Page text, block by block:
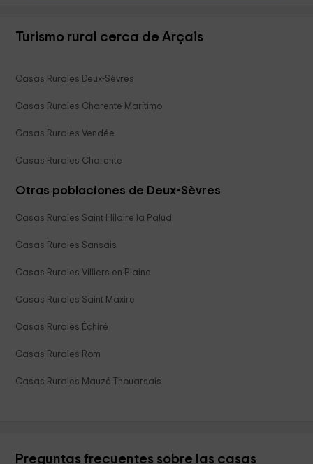
Turismo rural cerca de Arçais
Casas Rurales Deux-Sèvres
Casas Rurales Charente Marítimo
Casas Rurales Vendée
Casas Rurales Charente
Otras poblaciones de Deux-Sèvres
Casas Rurales Saint Hilaire la Palud
Casas Rurales Sansais
Casas Rurales Villiers en Plaine
Casas Rurales Saint Maxire
Casas Rurales Échiré
Casas Rurales Rom
Casas Rurales Mauzé Thouarsais
Preguntas frecuentes sobre las casas